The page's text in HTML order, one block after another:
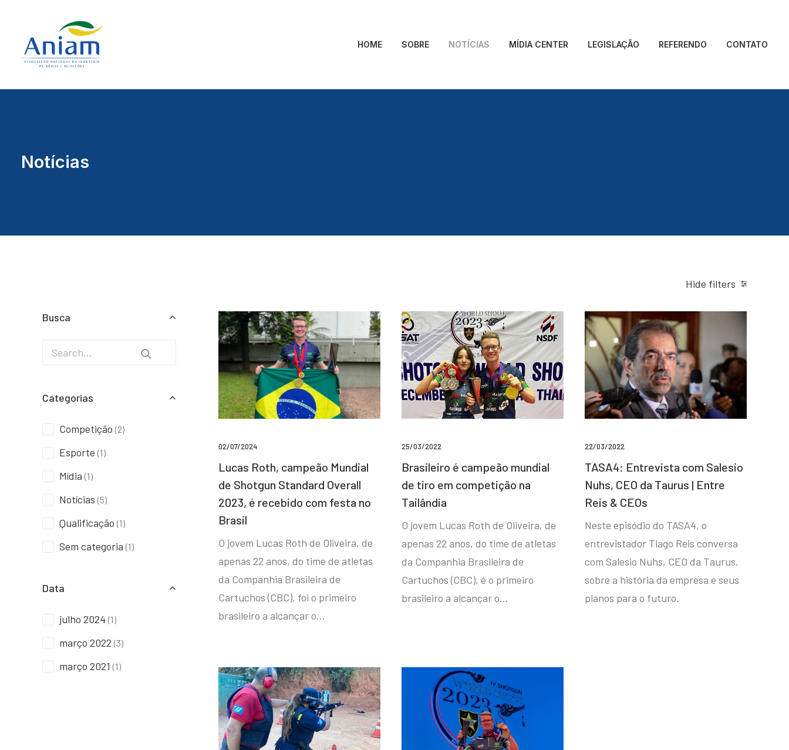
HOME SOBRE NOTÍCIAS MÍDIA CENTER LEGISLAÇÃO REFERENDO CONTATO
Notícias
Hide filters
Busca
Categorias
Competição (2)
Esporte (1)
Mídia (1)
Notícias (5)
Qualificação (1)
Sem categoria (1)
Data
julho 2024 (1)
março 2022 (3)
março 2021 (1)
02/07/2024
Lucas Roth, campeão Mundial
de Shotgun Standard Overall
2023, é recebido com festa no
Brasil
O jovem Lucas Roth de Oliveira, de
apenas 22 anos, do time de atletas
da Companhia Brasileira de
Cartuchos (CBC), foi o primeiro
brasileiro a alcançar o…
25/03/2022
Brasileiro é campeão mundial
de tiro em competição na
Tailândia
O jovem Lucas Roth de Oliveira, de
apenas 22 anos, do time de atletas
da Companhia Brasileira de
Cartuchos (CBC), é o primeiro
brasileiro a alcançar o…
22/03/2022
TASA4: Entrevista com Salesio
Nuhs, CEO da Taurus | Entre
Reis & CEOs
Neste episódio do TASA4, o
entrevistador Tiago Reis conversa
com Salesio Nuhs, CEO da Taurus,
sobre a história da empresa e seus
planos para o futuro.